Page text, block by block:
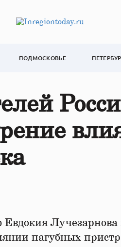
ПОДМОСКОВЬЕ
Лучезарнова
пагубных